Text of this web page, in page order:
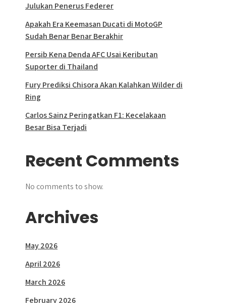
Julukan Penerus Federer
Apakah Era Keemasan Ducati di MotoGP
Sudah Benar Benar Berakhir
Persib Kena Denda AFC Usai Keributan
Suporter di Thailand
Fury Prediksi Chisora Akan Kalahkan Wilder di
Ring
Carlos Sainz Peringatkan F1: Kecelakaan
Besar Bisa Terjadi
Recent Comments
No comments to show.
Archives
May 2026
April 2026
March 2026
February 2026